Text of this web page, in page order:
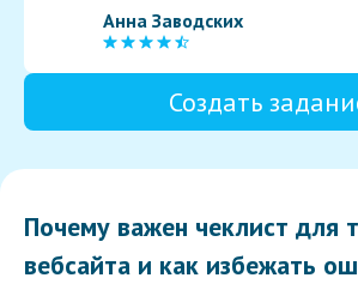
Анна Заводских
Создать
Почему важен чеклист для
вебсайта и как избежать